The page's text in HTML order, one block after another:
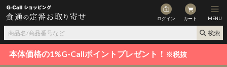
ログイン カート MENU
本体価格の1%G-Callポイントプレゼント！ ※税抜